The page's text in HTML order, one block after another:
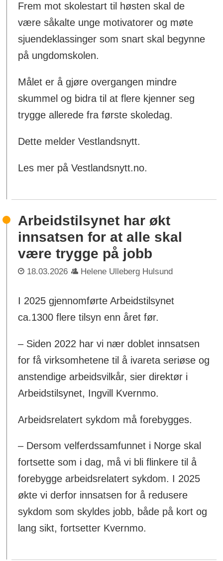
Frem mot skolestart til høsten skal de
være såkalte unge motivatorer og møte
sjuendeklassinger som snart skal begynne
på ungdomskolen.
Målet er å gjøre overgangen mindre
skummel og bidra til at flere kjenner seg
trygge allerede fra første skoledag.
Dette melder Vestlandsnytt.
Les mer på Vestlandsnytt.no.
Arbeidstilsynet har økt
innsatsen for at alle skal
være trygge på jobb
18.03.2026 Helene Ulleberg Hulsund
I 2025 gjennomførte Arbeidstilsynet
ca.1300 flere tilsyn enn året før.
– Siden 2022 har vi nær doblet innsatsen
for få virksomhetene til å ivareta seriøse og
anstendige arbeidsvilkår, sier direktør i
Arbeidstilsynet, Ingvill Kvernmo.
Arbeidsrelatert sykdom må forebygges.
– Dersom velferdssamfunnet i Norge skal
fortsette som i dag, må vi bli flinkere til å
forebygge arbeidsrelatert sykdom. I 2025
økte vi derfor innsatsen for å redusere
sykdom som skyldes jobb, både på kort og
lang sikt, fortsetter Kvernmo.